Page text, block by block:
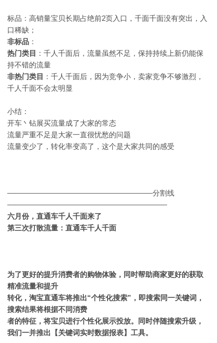
标品：高销量宝贝长期占绝前2页入口，千面千面没有突出，入
口稀缺；
非标品 ：
热门类目 ：千人千面后，流量虽然不足，保持持续上新仍能保
持不错的流量
非热门类目 ：千人千面后，因为竞争小，卖家竞争不够激烈，
千人千面不会太明显
小结：
开车丶钻展买流量成了大家的常态
流量严重不足是大家一直很忧愁的问题
流量变少了，转化率变高了，这个是大家共同的感受
————————————————————分割线
——————————————————————
六月份，直通车千人千面来了
第三次打散流量：直通车千人千面
为了更好的提升消费者的购物体验，同时帮助商家更好的获取
精准流量和提升
转化， 淘宝直通车将推出“个性化搜索”，即搜索同一关键词，
搜索结果将根据不同消费
者的特征，将宝贝进行个性化展示投放。
同时伴随搜索升级，
我们一并推出【关键词实时数据报表】 工具。